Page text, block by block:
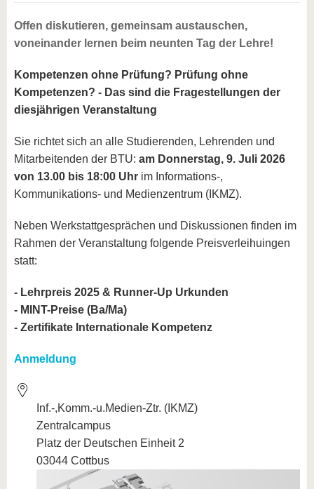
Offen diskutieren, gemeinsam austauschen,
voneinander lernen beim neunten Tag der Lehre!
Kompetenzen ohne Prüfung? Prüfung ohne
Kompetenzen? - Das sind die Fragestellungen der
diesjährigen Veranstaltung
Sie richtet sich an alle Studierenden, Lehrenden und
Mitarbeitenden der BTU: am Donnerstag, 9. Juli 2026
von 13.00 bis 18:00 Uhr im Informations-,
Kommunikations- und Medienzentrum (IKMZ).
Neben Werkstattgesprächen und Diskussionen finden im
Rahmen der Veranstaltung folgende Preisverleihuingen
statt:
- Lehrpreis 2025 & Runner-Up Urkunden
- MINT-Preise (Ba/Ma)
- Zertifikate Internationale Kompetenz
Anmeldung
Inf.-,Komm.-u.Medien-Ztr. (IKMZ)
Zentralcampus
Platz der Deutschen Einheit 2
03044 Cottbus